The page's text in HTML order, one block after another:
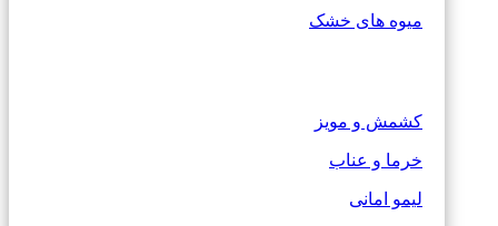
میوه های خشک
کشمش و مویز
خرما و عناب
لیمو امانی